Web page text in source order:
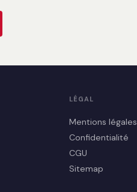
LÉGAL
Mentions légales
Confidentialité
CGU
Sitemap